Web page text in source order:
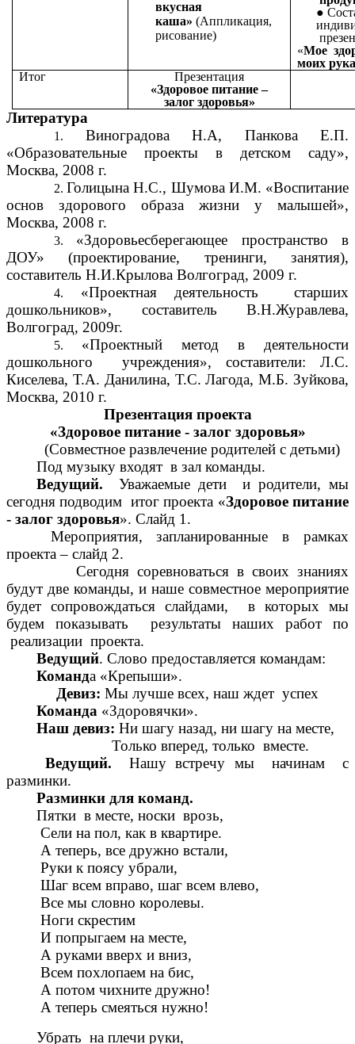
вкусная
каша» (Аппликация,
рисование)
«Мое
моих
Итог
Презентация
«Здоровое питание –
залог здоровья»
Литература
Виноградова Н.А, Панкова Е.П.
«Образовательные проекты в детском саду»,
Москва, 2008 г.
Голицына Н.С., Шумова И.М. «Воспитание
основ здорового образа жизни у малышей»,
Москва, 2008 г.
«Здоровьесберегающее пространство в
ДОУ» (проектирование, тренинги, занятия),
составитель Н.И.Крылова Волгоград, 2009 г.
«Проектная деятельность старших
дошкольников», составитель В.Н.Журавлева,
Волгоград, 2009г.
«Проектный метод в деятельности
дошкольного учреждения», составители: Л.С.
Киселева, Т.А. Данилина, Т.С. Лагода, М.Б. Зуйкова,
Москва, 2010 г.
Презентация проекта
«Здоровое питание - залог здоровья»
(Совместное развлечение родителей с детьми)
Под музыку входят в зал команды.
Ведущий. Уважаемые дети и родители, мы
сегодня подводим итог проекта «Здоровое питание
- залог здоровья». Слайд 1.
Мероприятия, запланированные в рамках
проекта – слайд 2.
Сегодня соревноваться в своих знаниях
будут две команды, и наше совместное мероприятие
будет сопровождаться слайдами, в которых мы
будем показывать результаты наших работ по
реализации проекта.
Ведущий. Слово предоставляется командам:
Команда «Крепыши».
Девиз: Мы лучше всех, наш ждет успех
Команда «Здоровячки».
Наш девиз: Ни шагу назад, ни шагу на месте,
Только вперед, только вместе.
Ведущий. Нашу встречу мы начинам с
разминки.
Разминки для команд.
Пятки в месте, носки врозь,
Сели на пол, как в квартире.
А теперь, все дружно встали,
Руки к поясу убрали,
Шаг всем вправо, шаг всем влево,
Все мы словно королевы.
Ноги скрестим
И попрыгаем на месте,
А руками вверх и вниз,
Всем похлопаем на бис,
А потом чихните дружно!
А теперь смеяться нужно!
Убрать на плечи руки,